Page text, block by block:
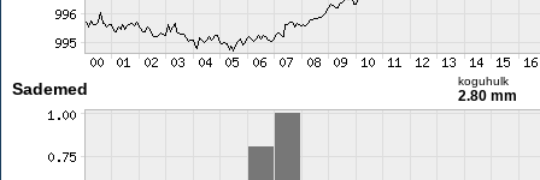
Sademed koguhulk
2.80 mm